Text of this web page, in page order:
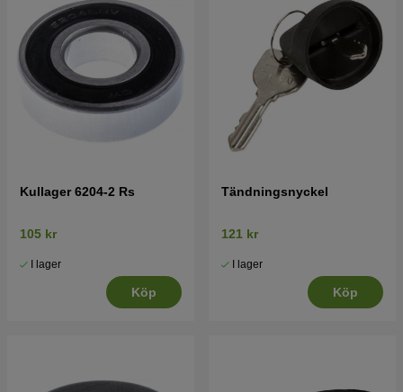
Kullager 6204-2 Rs
105 kr
I lager
Köp
Tändningsnyckel
121 kr
I lager
Köp